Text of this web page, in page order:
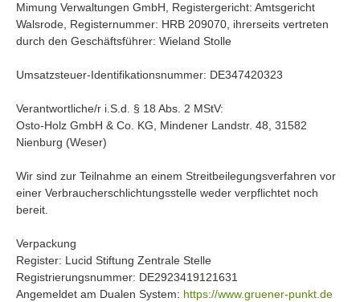
Mimung Verwaltungen GmbH, Registergericht: Amtsgericht
Walsrode, Registernummer: HRB 209070, ihrerseits vertreten
durch den Geschäftsführer: Wieland Stolle
Umsatzsteuer-Identifikationsnummer: DE347420323
Verantwortliche/r i.S.d. § 18 Abs. 2 MStV:
Osto-Holz GmbH & Co. KG, Mindener Landstr. 48, 31582
Nienburg (Weser)
Wir sind zur Teilnahme an einem Streitbeilegungsverfahren vor
einer Verbraucherschlichtungsstelle weder verpflichtet noch
bereit.
Verpackung
Register: Lucid Stiftung Zentrale Stelle
Registrierungsnummer: DE2923419121631
Angemeldet am Dualen System: https://www.gruener-punkt.de